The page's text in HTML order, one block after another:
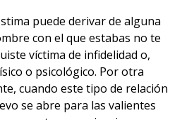
puede derivar de alguna
con el que estabas no te
víctima de infidelidad o,
o psicológico. Por otra
cuando este tipo de relación
se abre para las valientes